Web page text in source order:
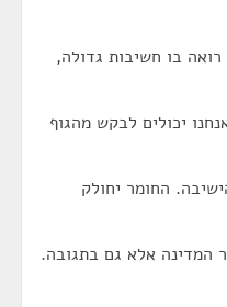
בו חשיבות גדולה,
יכולים לבקש מהגוף
החומר יחולק
המדינה אלא גם בתגובה.